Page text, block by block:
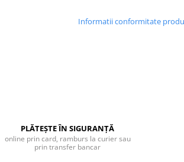
Informatii conformitate
PLĂTEȘTE ÎN SIGURANȚĂ
online prin card, ramburs la curier sau
prin transfer bancar